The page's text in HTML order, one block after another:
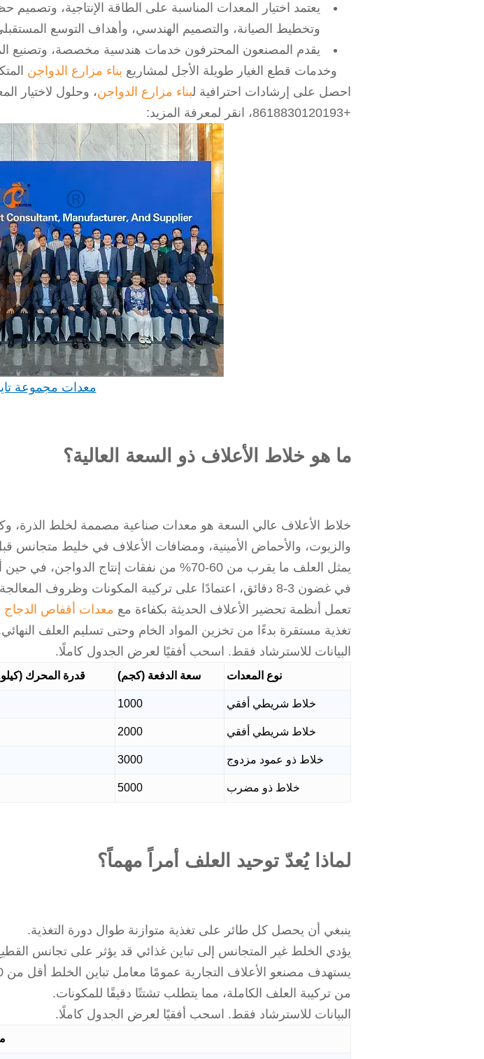
يعتمد اختيار المعدات المناسبة على الطاقة الإنتاجية،
وتخطيط الصيانة، والتصميم الهندسي، وأهداف التوسع
يقدم المصنعون المحترفون خدمات هندسية مخصصة، وتصنيع
وخدمات قطع الغيار طويلة الأجل لمشاريع بناء مزارع الدواجن
احصل على إرشادات احترافية لبناء مزارع الدواجن، وحلول لاختيار
+8618830120193، انقر لمعرفة المزيد:
معدات مجموعة
ما هو خلاط الأعلاف ذو السعة العالية؟
خلاط الأعلاف عالي السعة هو معدات صناعية مصممة لخلط الذرة،
والزيوت، والأحماض الأمينية، ومضافات الأعلاف في خليط متجانس قبل
يمثل العلف ما يقرب من 60-70% من نفقات
في غضون 3-8 دقائق، اعتمادًا على تركيبة المكونات وظروف المعالجة.
تعمل أنظمة تحضير الأعلاف الحديثة بكفاءة مع معدات أقفاص الدجاج
تغذية مستقرة بدءًا من تخزين المواد الخام وحتى تسليم العلف
البيانات للاسترشاد فقط. اسحب أفقيًا لعرض الجدول كاملًا.
نوع المعدات سعة الدفعة (كجم) قدرة المحرك
خلاط شريطي أفقي 1000
خلاط شريطي أفقي 2000
خلاط ذو عمود مزدوج 3000
خلاط ذو مضرب 5000
لماذا يُعدّ توحيد العلف أمراً مهماً؟
ينبغي أن يحصل كل طائر على تغذية متوازنة طوال دورة التغذية.
يؤدي الخلط غير المتجانس إلى تباين غذائي قد يؤثر على تجانس
من تركيبة العلف الكاملة، مما يتطلب تشتتًا دقيقًا للمكونات.
البيانات للاسترشاد فقط. اسحب أفقيًا لعرض الجدول كاملًا.